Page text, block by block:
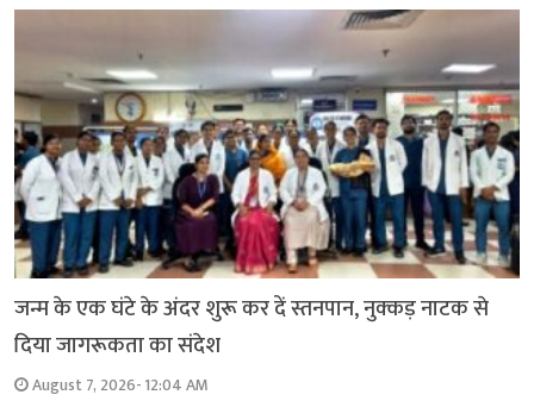
जन्म के एक घंटे के अंदर शुरू कर दें स्तनपान, नुक्कड़ नाटक से
दिया जागरूकता का संदेश
August 7, 2026- 12:04 AM